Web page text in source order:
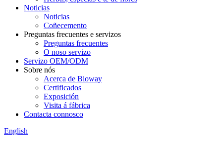
Noticias
Noticias
Coñecemento
Preguntas frecuentes e servizos
Preguntas frecuentes
O noso servizo
Servizo OEM/ODM
Sobre nós
Acerca de Bioway
Certificados
Exposición
Visita á fábrica
Contacta connosco
English